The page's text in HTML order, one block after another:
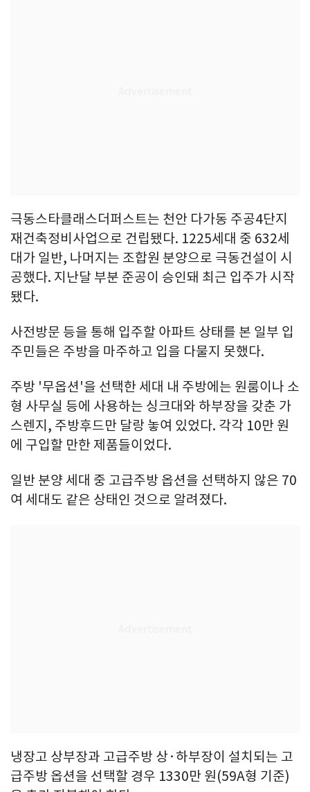
극동스타클래스더퍼스트는 천안 다가동 주공4단지
재건축정비사업으로 건립됐다. 1225세대 중 632세
대가 일반, 나머지는 조합원 분양으로 극동건설이 시
공했다. 지난달 부분 준공이 승인돼 최근 입주가 시작
됐다.
사전방문 등을 통해 입주할 아파트 상태를 본 일부 입
주민들은 주방을 마주하고 입을 다물지 못했다.
주방 '무옵션'을 선택한 세대 내 주방에는 원룸이나 소
형 사무실 등에 사용하는 싱크대와 하부장을 갖춘 가
스렌지, 주방후드만 달랑 놓여 있었다. 각각 10만 원
에 구입할 만한 제품들이었다.
일반 분양 세대 중 고급주방 옵션을 선택하지 않은 70
여 세대도 같은 상태인 것으로 알려졌다.
냉장고 상부장과 고급주방 상·하부장이 설치되는 고
급주방 옵션을 선택할 경우 1330만 원(59A형 기준)